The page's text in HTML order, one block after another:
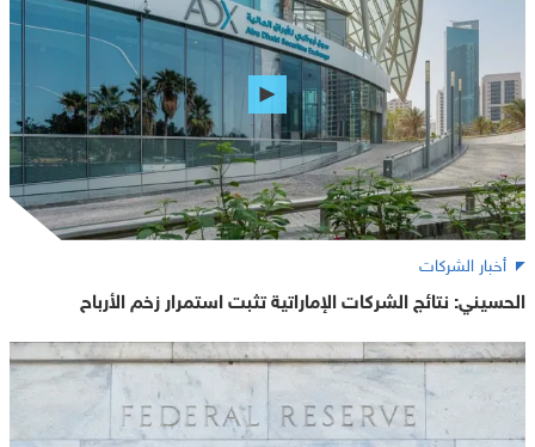
أخبار الشركات
الحسيني: نتائج الشركات الإماراتية تثبت استمرار زخم الأرباح